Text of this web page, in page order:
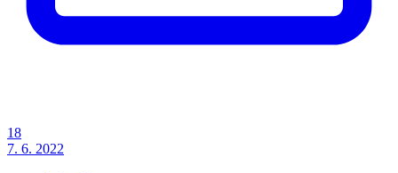
18
7. 6. 2022